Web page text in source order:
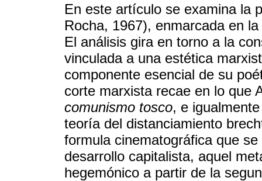
En este artículo se examina la
Rocha, 1967), enmarcada en
El análisis gira en torno a la
vinculada a una estética
componente esencial de su
corte marxista recae en lo que
comunismo tosco, e
teoría del distanciamiento
formula cinematográfica que
desarrollo capitalista, aquel
hegemónico a partir de la